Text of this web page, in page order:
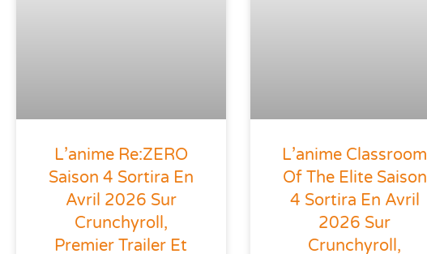
L’anime Re:ZERO
Saison 4 Sortira En
Avril 2026 Sur
Crunchyroll,
Premier Trailer Et
L’anime Classroom
Of The Elite Saison
4 Sortira En Avril
2026 Sur
Crunchyroll,